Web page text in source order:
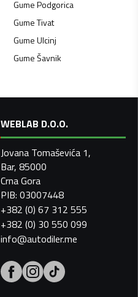
GumePodgorica
GumeTivat
GumeUlcinj
GumeŠavnik
WEBLAB D.O.O.
Jovana Tomaševića 1,
Bar, 85000
Crna Gora
PIB: 03007448
+382 (0) 67 312 555
+382 (0) 30 550 099
info@autodiler.me